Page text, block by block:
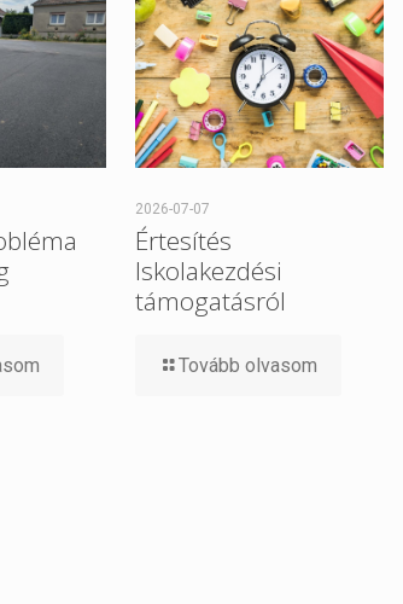
2026-07-07
Értesítés
Iskolakezdési
támogatásról
Tovább olvasom